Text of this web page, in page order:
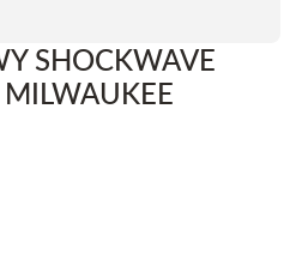
SHOCKWAVE